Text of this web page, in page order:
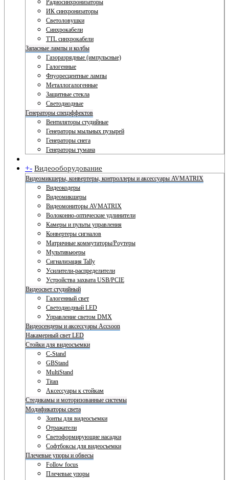
Радиосинхронизаторы
ИК синхронизаторы
Светоловушки
Синхрокабели
TTL синхрокабели
Запасные лампы и колбы
Газоразрядные (импульсные)
Галогенные
Флуоресцентные лампы
Металлогалогенные
Защитные стекла
Светодиодные
Генераторы спецэффектов
Вентиляторы студийные
Генераторы мыльных пузырей
Генераторы снега
Генераторы тумана
+- Видеооборудование
Видеомикшеры, конвертеры, контроллеры и аксессуары AVMATRIX
Видеокодеры
Видеомикшеры
Видеомониторы AVMATRIX
Волоконно-оптические удлинители
Камеры и пульты управления
Конвертеры сигналов
Матричные коммутаторы/Роутеры
Мультивьюеры
Сигнализация Tally
Усилители-распределители
Устройства захвата USB/PCIE
Видеосвет студийный
Галогенный свет
Светодиодный LED
Управление светом DMX
Видеосендеры и аксессуары Accsoon
Накамерный свет LED
Стойки для видеосъемки
C-Stand
GBStand
MultiStand
Titan
Аксессуары к стойкам
Стедикамы и моторизованные системы
Модификаторы света
Зонты для видеосъемки
Отражатели
Светоформирующие насадки
Софтбоксы для видеосъемки
Плечевые упоры и обвесы
Follow focus
Плечевые упоры